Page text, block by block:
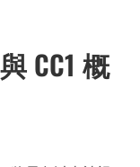
CC1 概